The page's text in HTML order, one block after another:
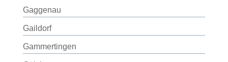
Gaggenau
Gaildorf
Gammertingen